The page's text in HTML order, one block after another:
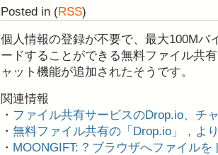
Posted in (RSS)
個人情報の登録が不要で、最大100Mバ
ードすることができる無料ファイル共
ャット機能が追加されたそうです。
関連情報
・ ファイル共有サービスのDrop.io、チ
・ 無料ファイル共有の「Drop.io」，よ
・ MOONGIFT: ? ブラウザへファイル